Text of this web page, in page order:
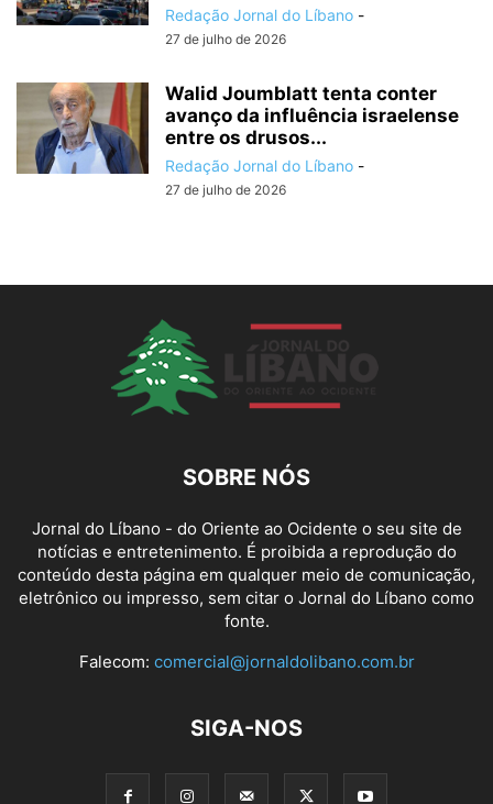
Redação Jornal do Líbano -
27 de julho de 2026
Walid Joumblatt tenta conter
avanço da influência israelense
entre os drusos...
Redação Jornal do Líbano -
27 de julho de 2026
SOBRE NÓS
Jornal do Líbano - do Oriente ao Ocidente o seu site de
notícias e entretenimento. É proibida a reprodução do
conteúdo desta página em qualquer meio de comunicação,
eletrônico ou impresso, sem citar o Jornal do Líbano como
fonte.
Falecom: comercial@jornaldolibano.com.br
SIGA-NOS